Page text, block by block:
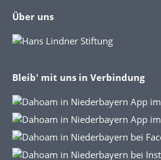
Über uns
Bleib' mit uns in Verbindung